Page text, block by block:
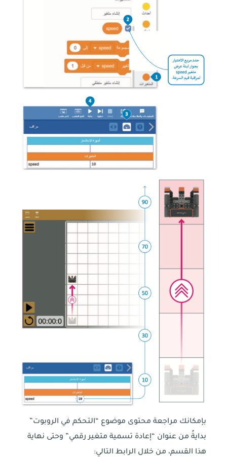
بإمكانك مراجعة محتوى موضوع “التحكم في الروبوت”
بدايةً من عنوان “إعادة تسمية متغير رقمي” وحتى نهاية
هذا القسم، من خلال الرابط التالي: